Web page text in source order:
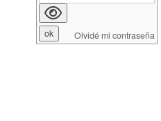
Olvidé mi contraseña